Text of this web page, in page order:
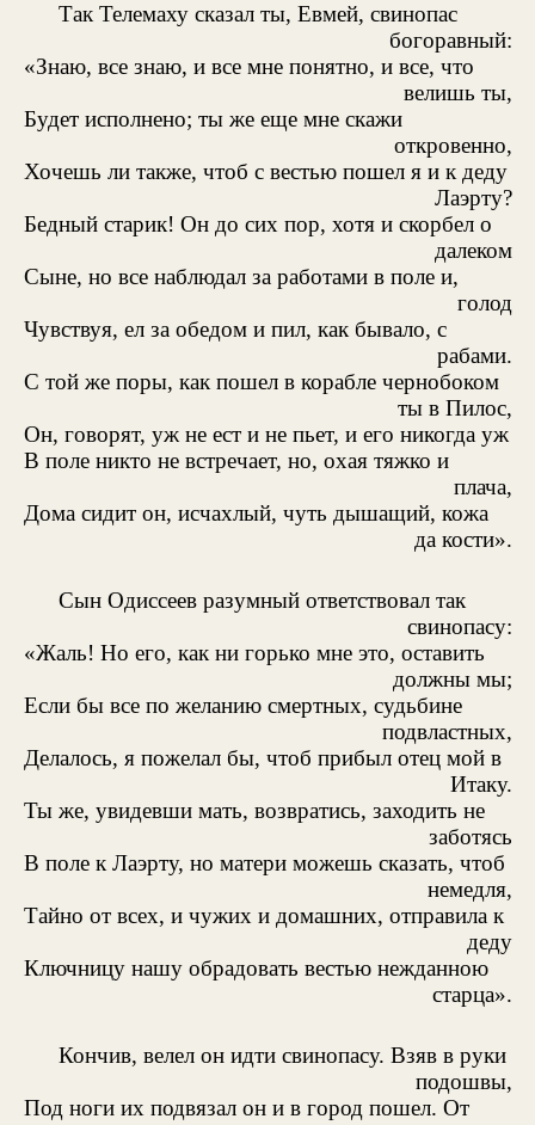
Так Телемаху сказал ты, Евмей, свинопас
богоравный:
«Знаю, все знаю, и все мне понятно, и все, что
велишь ты,
Будет исполнено; ты же еще мне скажи
откровенно,
Хочешь ли также, чтоб с вестью пошел я и к деду
Лаэрту?
Бедный старик! Он до сих пор, хотя и скорбел о
далеком
Сыне, но все наблюдал за работами в поле и,
голод
Чувствуя, ел за обедом и пил, как бывало, с
рабами.
С той же поры, как пошел в корабле чернобоком
ты в Пилос,
Он, говорят, уж не ест и не пьет, и его никогда уж
В поле никто не встречает, но, охая тяжко и
плача,
Дома сидит он, исчахлый, чуть дышащий, кожа
да кости».
Сын Одиссеев разумный ответствовал так
свинопасу:
«Жаль! Но его, как ни горько мне это, оставить
должны мы;
Если бы все по желанию смертных, судьбине
подвластных,
Делалось, я пожелал бы, чтоб прибыл отец мой в
Итаку.
Ты же, увидевши мать, возвратись, заходить не
заботясь
В поле к Лаэрту, но матери можешь сказать, чтоб
немедля,
Тайно от всех, и чужих и домашних, отправила к
деду
Ключницу нашу обрадовать вестью нежданною
старца».
Кончив, велел он идти свинопасу. Взяв в руки
подошвы,
Под ноги их подвязал он и в город пошел. От